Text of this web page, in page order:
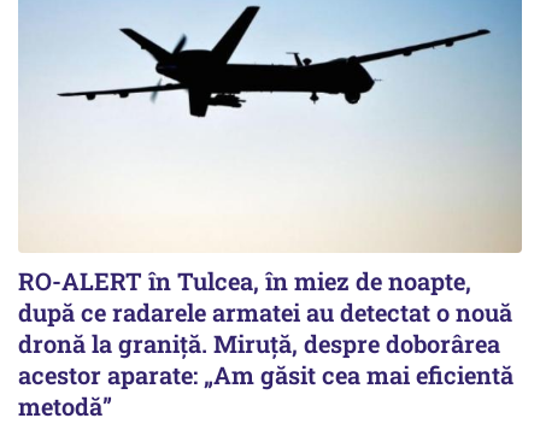
RO-ALERT în Tulcea, în miez de noapte,
după ce radarele armatei au detectat o nouă
dronă la graniță. Miruță, despre doborârea
acestor aparate: „Am găsit cea mai eficientă
metodă”